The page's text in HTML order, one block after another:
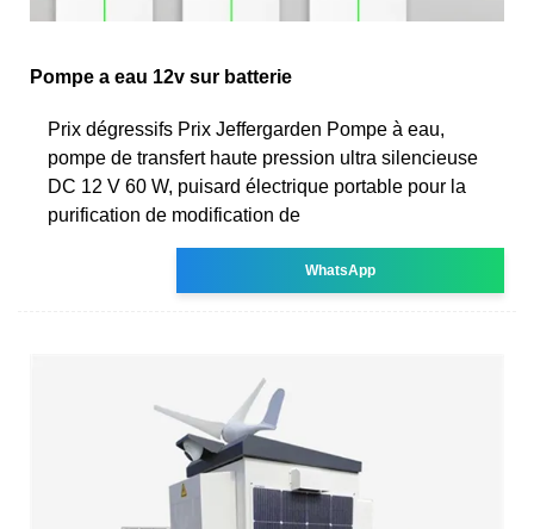
Pompe a eau 12v sur batterie
Prix dégressifs Prix Jeffergarden Pompe à eau,
pompe de transfert haute pression ultra silencieuse
DC 12 V 60 W, puisard électrique portable pour la
purification de modification de
WhatsApp